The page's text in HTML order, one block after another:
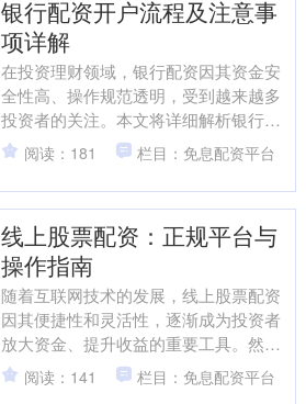
银行配资开户流程及注意事
项详解
在投资理财领域，银行配资因其资金安
全性高、操作规范透明，受到越来越多
投资者的关注。本文将详细解析银行配
资的开户流程，并列出关键注意事项，
帮助投资者合规、高效地完....
阅读：181 栏目：免息配资平台
线上股票配资：正规平台与
操作指南
随着互联网技术的发展，线上股票配资
因其便捷性和灵活性，逐渐成为投资者
放大资金、提升收益的重要工具。然而
免息配资公司，市场上配资平台鱼龙混
杂，如何识别正规平台并正....
阅读：141 栏目：免息配资平台